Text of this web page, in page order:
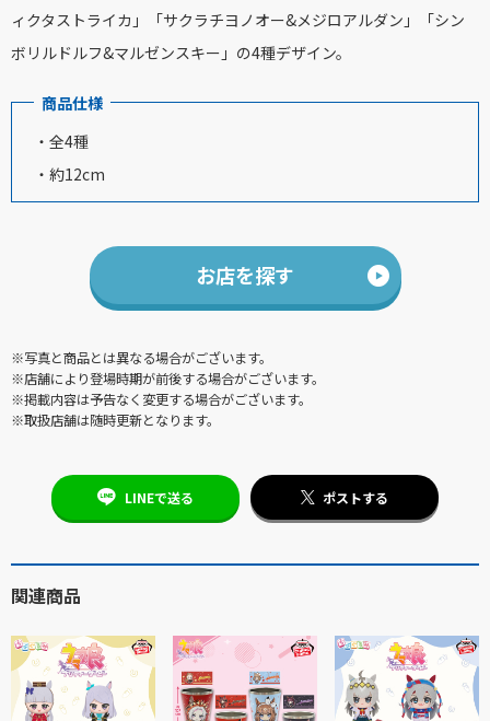
ィクタストライカ」「サクラチヨノオー&メジロアルダン」「シン
ボリルドルフ&マルゼンスキー」の4種デザイン。
商品仕様
・全4種
・約12cm
お店を探す
※写真と商品とは異なる場合がございます。
※店舗により登場時期が前後する場合がございます。
※掲載内容は予告なく変更する場合がございます。
※取扱店舗は随時更新となります。
LINEで送る ポストする
関連商品